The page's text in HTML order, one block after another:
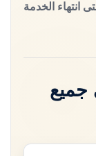
انتهاء الخدمة
جميع